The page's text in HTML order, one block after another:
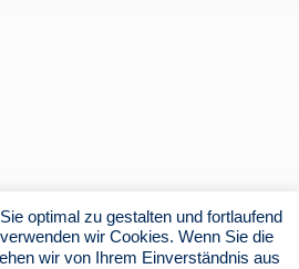
optimal zu gestalten und fortlaufend
wir Cookies. Wenn Sie die
wir von Ihrem Einverständnis aus